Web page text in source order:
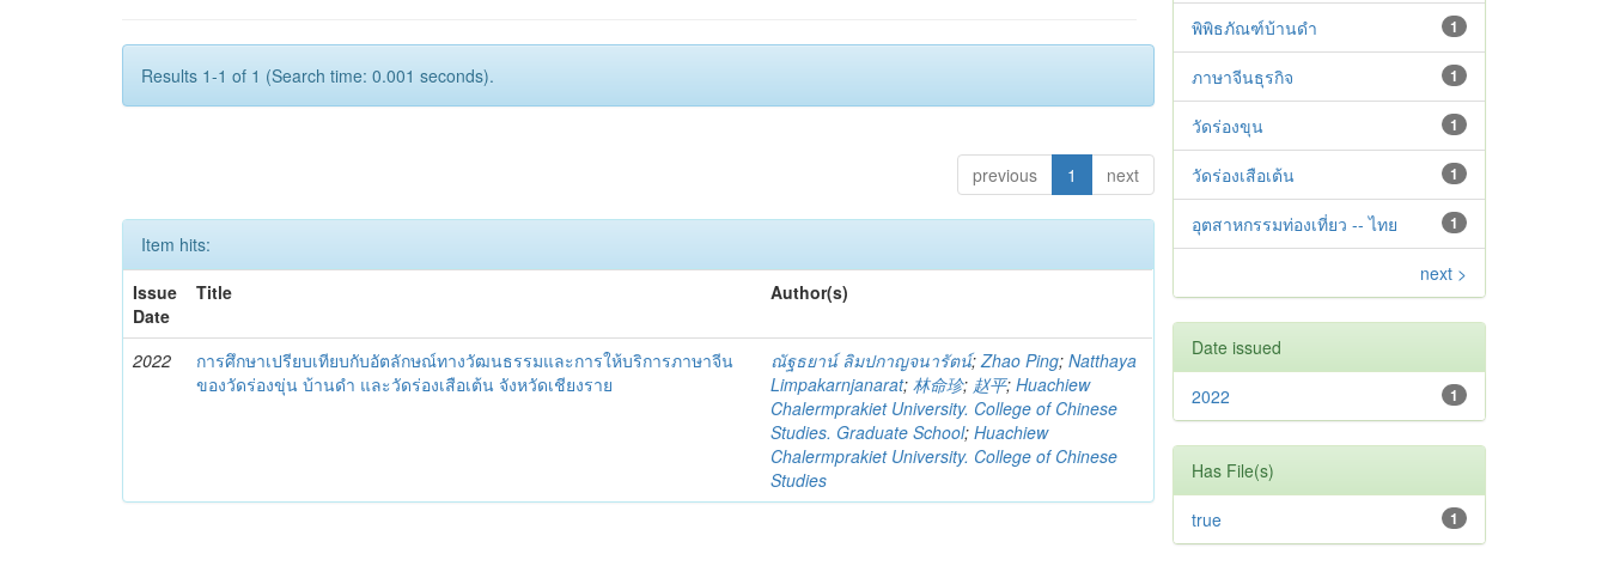
Results 1-1 of 1 (Search time: 0.001 seconds).
previous 1 next
Item hits:
Issue
Date
Title Author(s)
2022
การศึกษาเปรียบเทียบกับอัตลักษณ์ทางวัฒนธรรมและการให้บริการภาษาจีน
ของวัดร่องขุ่น บ้านดำ และวัดร่องเสือเต้น จังหวัดเชียงราย
ณัฐธยาน์ ลิมปกาญจนารัตน์;Zhao Ping;Natthaya
Limpakarnjanarat;林命珍; 赵平;Huachiew
Chalermprakiet University. College of Chinese
Studies. Graduate School;Huachiew
Chalermprakiet University. College of Chinese
Studies
1
พิพิธภัณฑ์บ้านดำ
1
ภาษาจีนธุรกิจ
1
วัดร่องขุน
1
วัดร่องเสือเต้น
1
อุตสาหกรรมท่องเที่ยว -- ไทย
next >
Date issued
1
2022
Has File(s)
1
true